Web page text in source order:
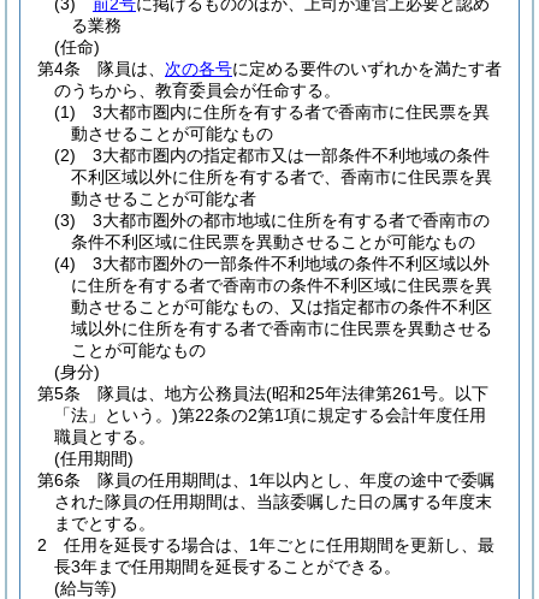
る業務
(任命)
第4条
隊員は、 次の各号に定める要件のいずれかを満たす者
のうちから、教育委員会が任命する。
(1)
3大都市圏内に住所を有する者で香南市に住民票を異
動させることが可能なもの
(2)
3大都市圏内の指定都市又は一部条件不利地域の条件
不利区域以外に住所を有する者で、香南市に住民票を異
動させることが可能な者
(3)
3大都市圏外の都市地域に住所を有する者で香南市の
条件不利区域に住民票を異動させることが可能なもの
(4)
3大都市圏外の一部条件不利地域の条件不利区域以外
に住所を有する者で香南市の条件不利区域に住民票を異
動させることが可能なもの、又は指定都市の条件不利区
域以外に住所を有する者で香南市に住民票を異動させる
ことが可能なもの
(身分)
第5条
隊員は、地方公務員法(昭和25年法律第261号。以下
「法」という。)第22条の2第1項に規定する会計年度任用
職員とする。
(任用期間)
第6条
隊員の任用期間は、1年以内とし、年度の途中で委嘱
された隊員の任用期間は、当該委嘱した日の属する年度末
までとする。
2
任用を延長する場合は、1年ごとに任用期間を更新し、最
長3年まで任用期間を延長することができる。
(給与等)